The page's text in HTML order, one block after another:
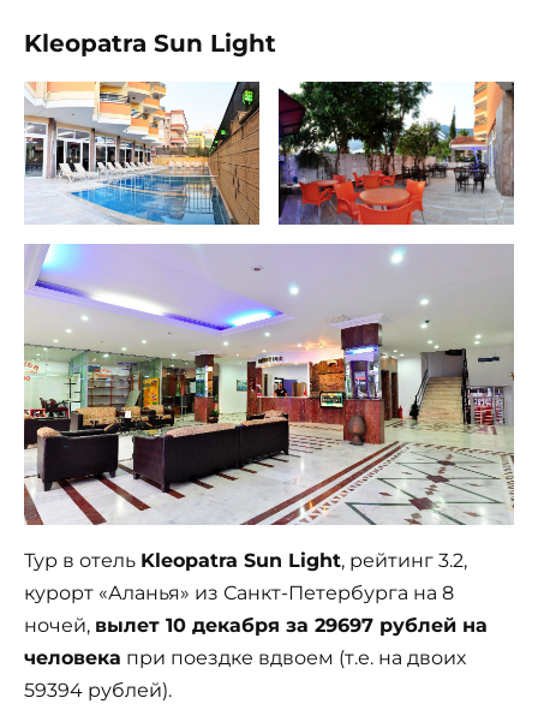
Kleopatra Sun Light
Тур в отель Kleopatra Sun Light, рейтинг 3.2,
курорт «Аланья» из Санкт-Петербурга на 8
ночей, вылет 10 декабря за 29697 рублей на
человека при поездке вдвоем (т.е. на двоих
59394 рублей).